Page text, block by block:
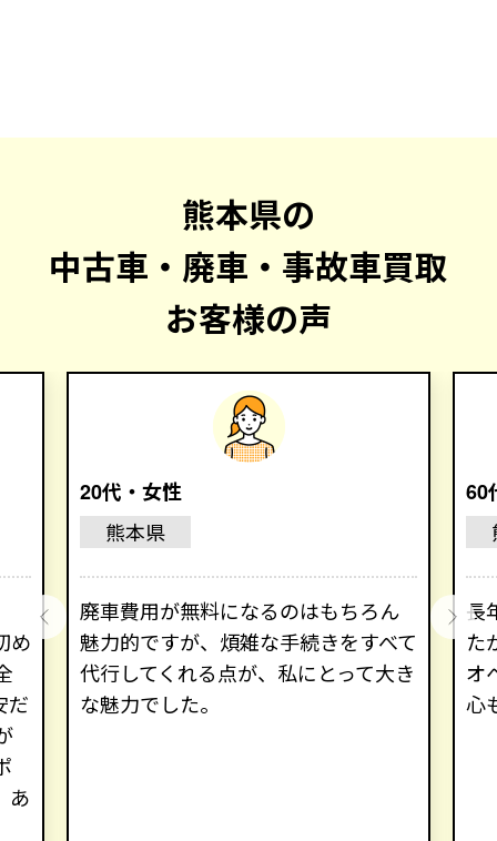
熊本県の
中古車・廃車・事故車買取
お客様の声
め
だ
あ
20代・女性
熊本県
廃車費用が無料になるのはもちろん
魅力的ですが、煩雑な手続きをすべて
代行してくれる点が、私にとって大き
な魅力でした。
60
長
た
オ
心